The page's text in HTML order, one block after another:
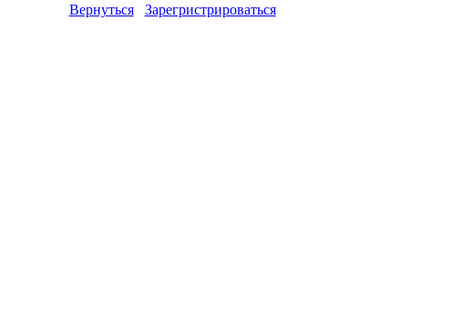
Вернуться Зарегристрироваться